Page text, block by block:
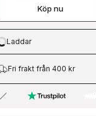
Köp nu
Loading…
Laddar
Fri frakt från 400 kr